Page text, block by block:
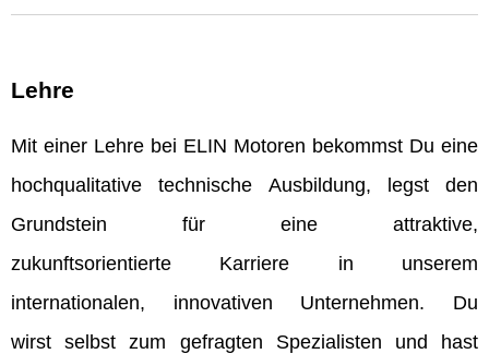
Lehre
Mit einer Lehre bei ELIN Motoren bekommst Du eine
hochqualitative technische Ausbildung, legst den
Grundstein für eine attraktive,
zukunftsorientierte Karriere in unserem
internationalen, innovativen Unternehmen. Du
wirst selbst zum gefragten Spezialisten und hast